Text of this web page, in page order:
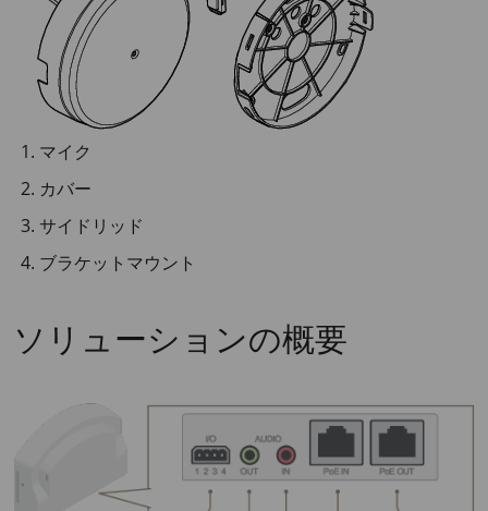
マイク
カバー
サイドリッド
ブラケットマウント
ソリューションの概要